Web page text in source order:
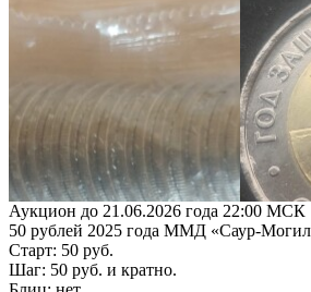
Аукцион до 21.06.2026 года 22:00 МСК
50 рублей 2025 года ММД «Саур-
Старт: 50 руб.
Шаг: 50 руб. и кратно.